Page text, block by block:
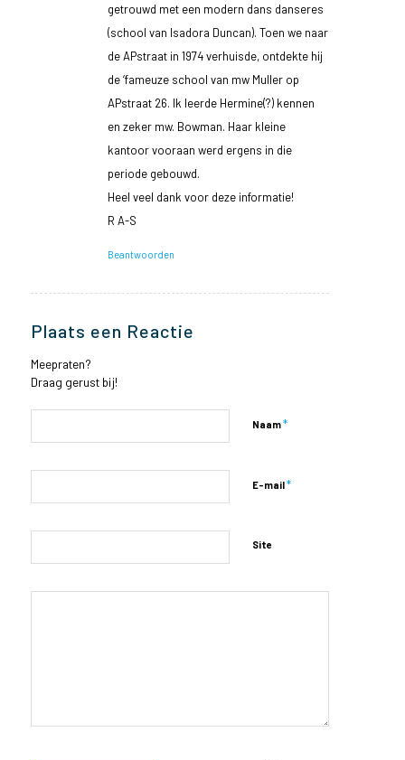
getrouwd met een modern dans danseres
(school van Isadora Duncan). Toen we naar
de APstraat in 1974 verhuisde, ontdekte hij
de ‘fameuze school van mw Muller op
APstraat 26. Ik leerde Hermine(?) kennen
en zeker mw. Bowman. Haar kleine
kantoor vooraan werd ergens in die
periode gebouwd.
Heel veel dank voor deze informatie!
R A-S
Beantwoorden
Plaats een Reactie
Meepraten?
Draag gerust bij!
Naam*
E-mail*
Site